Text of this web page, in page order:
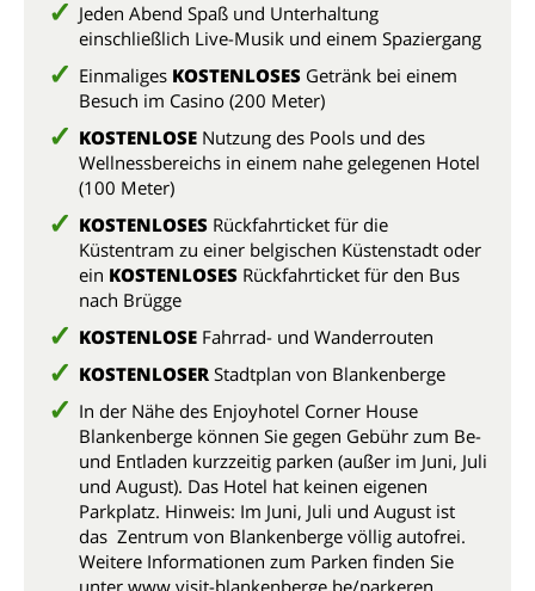
Jeden Abend Spaß und Unterhaltung
einschließlich Live-Musik und einem Spaziergang
Einmaliges KOSTENLOSES Getränk bei einem
Besuch im Casino (200 Meter)
KOSTENLOSE Nutzung des Pools und des
Wellnessbereichs in einem nahe gelegenen Hotel
(100 Meter)
KOSTENLOSES Rückfahrticket für die
Küstentram zu einer belgischen Küstenstadt oder
ein KOSTENLOSES Rückfahrticket für den Bus
nach Brügge
KOSTENLOSE Fahrrad- und Wanderrouten
KOSTENLOSER Stadtplan von Blankenberge
In der Nähe des Enjoyhotel Corner House
Blankenberge können Sie gegen Gebühr zum Be-
und Entladen kurzzeitig parken (außer im Juni, Juli
und August). Das Hotel hat keinen eigenen
Parkplatz. Hinweis: Im Juni, Juli und August ist
das Zentrum von Blankenberge völlig autofrei.
Weitere Informationen zum Parken finden Sie
unter www.visit-blankenberge.be/parkeren